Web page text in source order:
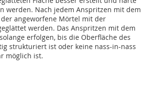
werden. Nach jedem Anspritzen mit dem
angeworfene Mörtel mit der
werden. Das Anspritzen mit dem
erfolgen, bis die Oberfläche des
strukturiert ist oder keine nass-in-nass
möglich ist.